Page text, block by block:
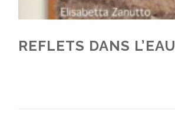
REFLETS DANS L’EAU